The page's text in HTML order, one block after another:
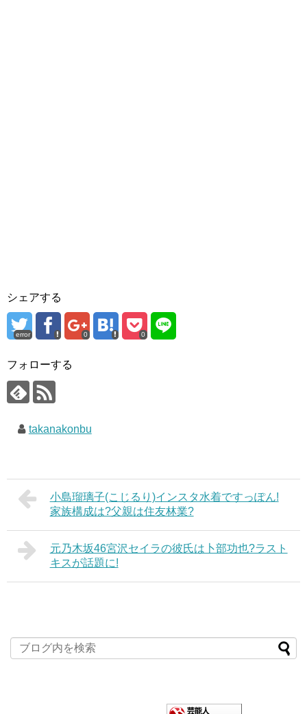
シェアする
error 0 0
フォローする
takanakonbu
小島瑠璃子(こじるり)インスタ水着ですっぽん!
家族構成は?父親は住友林業?
元乃木坂46宮沢セイラの彼氏は卜部功也?ラスト
キスが話題に!